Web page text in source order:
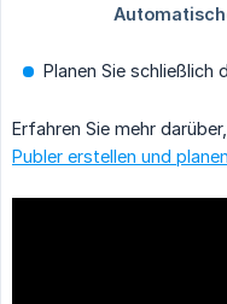
Planen Sie schließlich
Erfahren Sie mehr
Publer erstellen und